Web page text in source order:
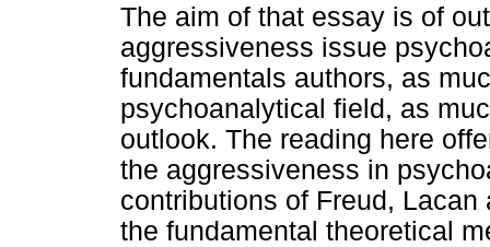
The aim of that essay is of
aggressiveness issue
fundamentals authors, as
psychoanalytical field, as
outlook. The reading here
the aggressiveness in
contributions of Freud,
the fundamental theoretical